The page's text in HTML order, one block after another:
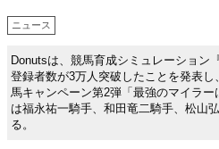
ニュース
Donutsは、競馬育成シミュレーション
登録者数が3万人突破したことを発表
馬キャンペーン第2弾「最強のマイラ
は福永祐一騎手、和田竜二騎手、松山
る。